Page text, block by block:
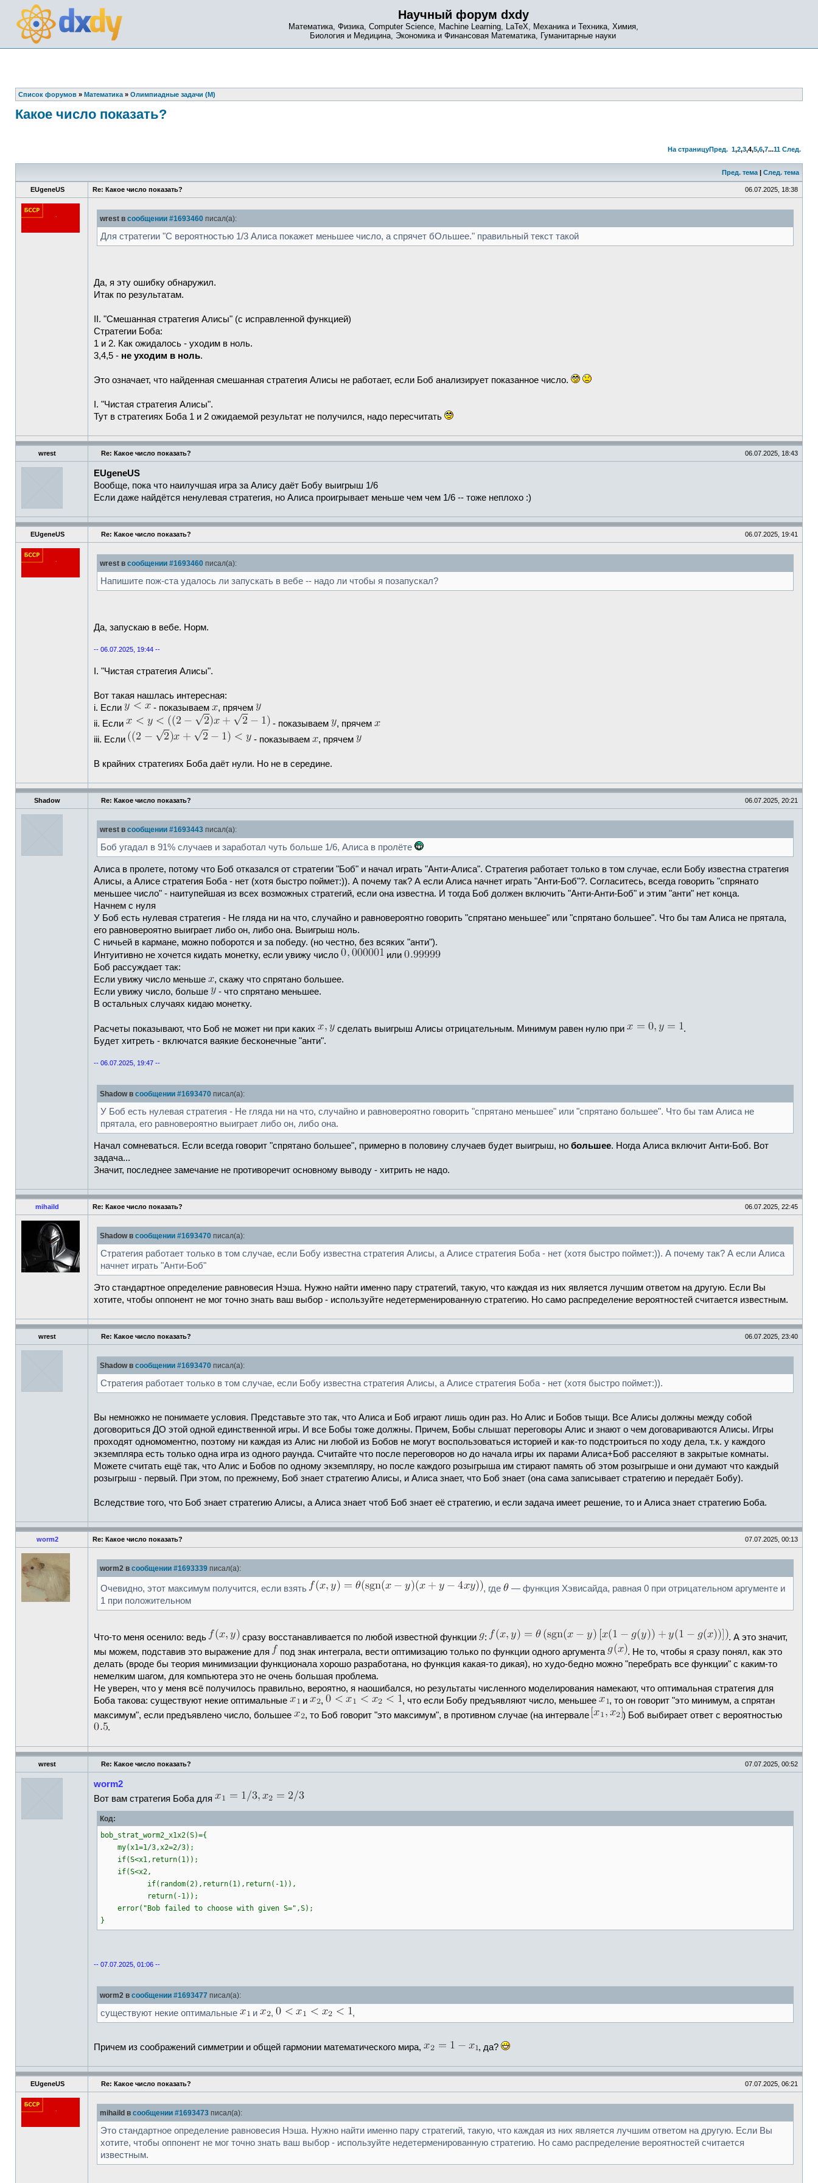
Научный форум dxdy
Математика, Физика, Computer Science, Machine Learning, LaTeX, Механика и Техника, Химия,
Биология и Медицина, Экономика и Финансовая Математика, Гуманитарные науки
Список форумов » Математика » Олимпиадные задачи (М)
Какое число показать?
На страницуПред. 1,2,3,4,5,6,7...11 След.
Пред. тема | След. тема
EUgeneUS Re: Какое число показать? 06.07.2025, 18:38
wrest в сообщении #1693460 писал(а):
Для стратегии "С вероятностью 1/3 Алиса покажет меньшее число, а спрячет бОльшее." правильный текст такой
Да, я эту ошибку обнаружил.
Итак по результатам.
II. "Смешанная стратегия Алисы" (с исправленной функцией)
Стратегии Боба:
1 и 2. Как ожидалось - уходим в ноль.
3,4,5 - не уходим в ноль.
Это означает, что найденная смешанная стратегия Алисы не работает, если Боб анализирует показанное число.
I. "Чистая стратегия Алисы".
Тут в стратегиях Боба 1 и 2 ожидаемой результат не получился, надо пересчитать
wrest Re: Какое число показать? 06.07.2025, 18:43
EUgeneUS
Вообще, пока что наилучшая игра за Алису даёт Бобу выигрыш 1/6
Если даже найдётся ненулевая стратегия, но Алиса проигрывает меньше чем чем 1/6 -- тоже неплохо :)
EUgeneUS Re: Какое число показать? 06.07.2025, 19:41
wrest в сообщении #1693460 писал(а):
Напишите пож-ста удалось ли запускать в вебе -- надо ли чтобы я позапускал?
Да, запускаю в вебе. Норм.
-- 06.07.2025, 19:44 --
I. "Чистая стратегия Алисы".
Вот такая нашлась интересная:
i. Если
- показываем
, прячем
ii. Если
- показываем
, прячем
iii. Если
- показываем , прячем
В крайних стратегиях Боба даёт нули. Но не в середине.
Shadow Re: Какое число показать? 06.07.2025, 20:21
wrest в сообщении #1693443 писал(а):
Боб угадал в 91% случаев и заработал чуть больше 1/6, Алиса в пролёте
Алиса в пролете, потому что Боб отказался от стратегии "Боб" и начал играть "Анти-Алиса". Стратегия работает только в том случае, если Бобу известна стратегия
Алисы, а Алисе стратегия Боба - нет (хотя быстро поймет:)). А почему так? А если Алиса начнет играть "Анти-Боб"?. Согласитесь, всегда говорить "спрянато
меньшее число" - наитупейшая из всех возможных стратегий, если она известна. И тогда Боб должен включить "Анти-Анти-Боб" и этим "анти" нет конца.
Начнем с нуля
У Боб есть нулевая стратегия - Не гляда ни на что, случайно и равновероятно говорить "спрятано меньшее" или "спрятано большее". Что бы там Алиса не прятала,
его равновероятно выиграет либо он, либо она. Выигрыш ноль.
С ничьей в кармане, можно поборотся и за победу. (но честно, без всяких "анти").
Интуитивно не хочется кидать монетку, если увижу число
или
Боб рассуждает так:
Если увижу число меньше
, скажу что спрятано большее.
Если увижу число, больше
- что спрятано меньшее.
В остальных случаях кидаю монетку.
Расчеты показывают, что Боб не может ни при каких сделать выигрыш Алисы отрицательным. Минимум равен нулю при
.
Будет хитреть - включатся ваякие бесконечные "анти".
-- 06.07.2025, 19:47 --
Shadow в сообщении #1693470 писал(а):
У Боб есть нулевая стратегия - Не гляда ни на что, случайно и равновероятно говорить "спрятано меньшее" или "спрятано большее". Что бы там Алиса не
прятала, его равновероятно выиграет либо он, либо она.
Начал сомневаться. Если всегда говорит "спрятано большее", примерно в половину случаев будет выигрыш, но большее. Ногда Алиса включит Анти-Боб. Вот
задача...
Значит, последнее замечание не противоречит основному выводу - хитрить не надо.
mihaild Re: Какое число показать? 06.07.2025, 22:45
Shadow в сообщении #1693470 писал(а):
Стратегия работает только в том случае, если Бобу известна стратегия Алисы, а Алисе стратегия Боба - нет (хотя быстро поймет:)). А почему так? А если Алиса
начнет играть "Анти-Боб"
Это стандартное определение равновесия Нэша. Нужно найти именно пару стратегий, такую, что каждая из них является лучшим ответом на другую. Если Вы
хотите, чтобы оппонент не мог точно знать ваш выбор - используйте недетерменированную стратегию. Но само распределение вероятностей считается известным.
wrest Re: Какое число показать? 06.07.2025, 23:40
Shadow в сообщении #1693470 писал(а):
Стратегия работает только в том случае, если Бобу известна стратегия Алисы, а Алисе стратегия Боба - нет (хотя быстро поймет:)).
Вы немножко не понимаете условия. Представьте это так, что Алиса и Боб играют лишь один раз. Но Алис и Бобов тыщи. Все Алисы должны между собой
договориться ДО этой одной единственной игры. И все Бобы тоже должны. Причем, Бобы слышат переговоры Алис и знают о чем договариваются Алисы. Игры
проходят одномоментно, поэтому ни каждая из Алис ни любой из Бобов не могут воспользоваться историей и как-то подстроиться по ходу дела, т.к. у каждого
экземпляра есть только одна игра из одного раунда. Считайте что после переговоров но до начала игры их парами Алиса+Боб расселяют в закрытые комнаты.
Можете считать ещё так, что Алис и Бобов по одному экземпляру, но после каждого розыгрыша им стирают память об этом розыгрыше и они думают что каждый
розыгрыш - первый. При этом, по прежнему, Боб знает стратегию Алисы, и Алиса знает, что Боб знает (она сама записывает стратегию и передаёт Бобу).
Вследствие того, что Боб знает стратегию Алисы, а Алиса знает чтоб Боб знает её стратегию, и если задача имеет решение, то и Алиса знает стратегию Боба.
worm2 Re: Какое число показать? 07.07.2025, 00:13
worm2 в сообщении #1693339 писал(а):
Очевидно, этот максимум получится, если взять , где
— функция Хэвисайда, равная 0 при отрицательном аргументе и
1 при положительном
Что-то меня осенило: ведь сразу восстанавливается по любой известной функции :
. А это значит,
мы можем, подставив это выражение для
под знак интеграла, вести оптимизацию только по функции одного аргумента
. Не то, чтобы я сразу понял, как это
делать (вроде бы теория минимизации функционала хорошо разработана, но функция какая-то дикая), но худо-бедно можно "перебрать все функции" с каким-то
немелким шагом, для компьютера это не очень большая проблема.
Не уверен, что у меня всё получилось правильно, вероятно, я наошибался, но результаты численного моделирования намекают, что оптимальная стратегия для
Боба такова: существуют некие оптимальные
и , , что если Бобу предъявляют число, меньшее
, то он говорит "это минимум, а спрятан
максимум", если предъявлено число, большее
, то Боб говорит "это максимум", в противном случае (на интервале
) Боб выбирает ответ с вероятностью
.
wrest Re: Какое число показать? 07.07.2025, 00:52
worm2
Вот вам стратегия Боба для
Код:
bob_strat_worm2_x1x2(S)={
my(x1=1/3,x2=2/3);
if(S<x1,return(1));
if(S<x2,
if(random(2),return(1),return(-1)),
return(-1));
error("Bob failed to choose with given S=",S);
}
-- 07.07.2025, 01:06 --
worm2 в сообщении #1693477 писал(а):
существуют некие оптимальные и , ,
Причем из соображений симметрии и общей гармонии математического мира, , да?
EUgeneUS Re: Какое число показать? 07.07.2025, 06:21
mihaild в сообщении #1693473 писал(а):
Это стандартное определение равновесия Нэша. Нужно найти именно пару стратегий, такую, что каждая из них является лучшим ответом на другую. Если Вы
хотите, чтобы оппонент не мог точно знать ваш выбор - используйте недетерменированную стратегию. Но само распределение вероятностей считается
известным.